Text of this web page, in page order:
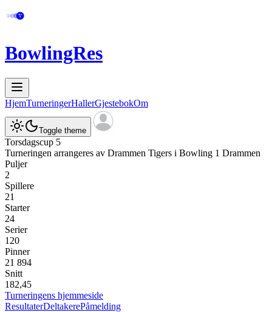
BowlingRes
HjemTurneringerHallerGjestebokOm
Toggle theme
Torsdagscup 5
Turneringen arrangeres av Drammen Tigers i Bowling 1 Drammen
Puljer
2
Spillere
21
Starter
24
Serier
120
Pinner
21 894
Snitt
182,45
Turneringens hjemmeside
ResultaterDeltakerePåmelding